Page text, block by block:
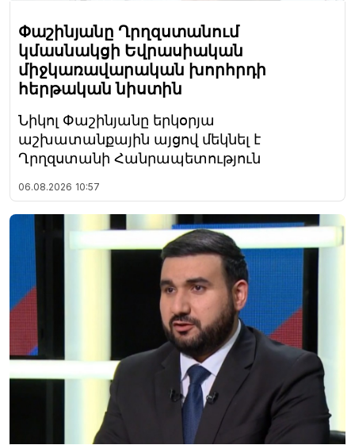
Փաշինյանը Ղրղզստանում
կմասնակցի Եվրասիական
միջկառավարական խորհրդի
հերթական նիստին
Նիկոլ Փաշինյանը երկօրյա
աշխատանքային այցով մեկնել է
Ղրղզստանի Հանրապետություն
06.08.2026 10:57